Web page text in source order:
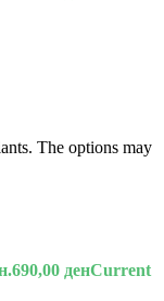
The options may
690,00 денCurrent